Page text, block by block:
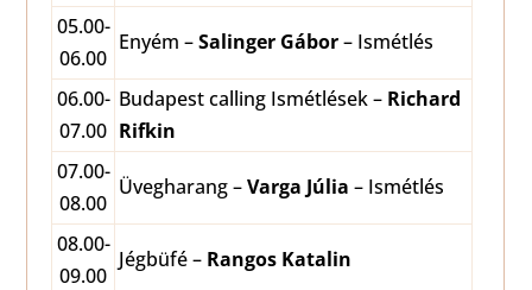
05.00-
06.00
Enyém –Salinger Gábor– Ismétlés
06.00-
07.00
Budapest calling Ismétlések – Richard
Rifkin
07.00-
08.00
Üvegharang –Varga Júlia – Ismétlés
08.00-
09.00
Jégbüfé – Rangos Katalin